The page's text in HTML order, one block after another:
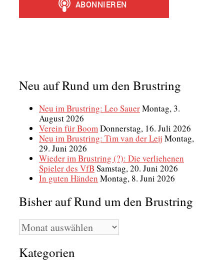
Neu auf Rund um den Brustring
Neu im Brustring: Leo SauerMontag, 3.
August 2026
Verein für BoomDonnerstag, 16. Juli 2026
Neu im Brustring: Tim van der Leij Montag,
29. Juni 2026
Wieder im Brustring (?): Die verliehenen
Spieler des VfB Samstag, 20. Juni 2026
In guten Händen Montag, 8. Juni 2026
Bisher auf Rund um den Brustring
Bisher
auf
um
Kategorien